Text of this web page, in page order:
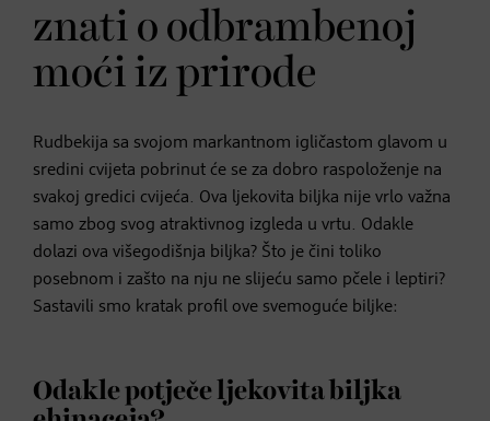
znati o odbrambenoj
moći iz prirode
Rudbekija sa svojom markantnom igličastom glavom u
sredini cvijeta pobrinut će se za dobro raspoloženje na
svakoj gredici cvijeća. Ova ljekovita biljka nije vrlo važna
samo zbog svog atraktivnog izgleda u vrtu. Odakle
dolazi ova višegodišnja biljka? Što je čini toliko
posebnom i zašto na nju ne slijeću samo pčele i leptiri?
Sastavili smo kratak profil ove svemoguće biljke:
Odakle potječe ljekovita biljka